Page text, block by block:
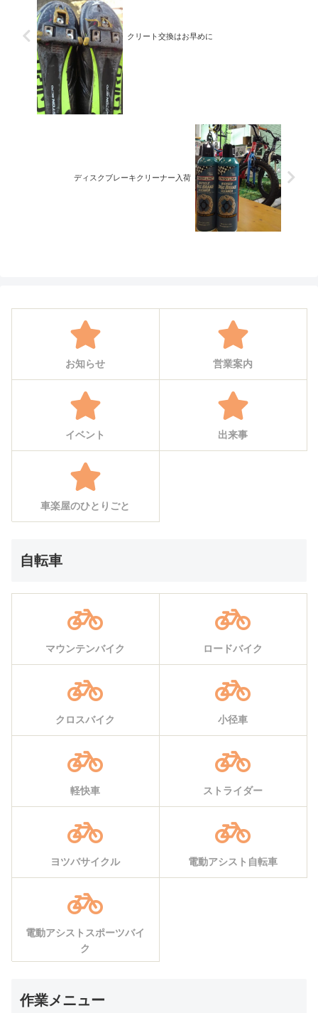
クリート交換はお早めに
ディスクブレーキクリーナー入荷
お知らせ 営業案内
イベント 出来事
車楽屋のひとりごと
自転車
マウンテンバイク ロードバイク
クロスバイク 小径車
軽快車 ストライダー
ヨツバサイクル 電動アシスト自転車
電動アシストスポーツバイ
ク
作業メニュー